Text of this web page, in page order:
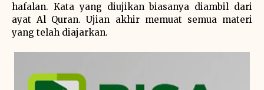
hafalan. Kata yang diujikan biasanya diambil dari
ayat Al Quran. Ujian akhir memuat semua materi
yang telah diajarkan.